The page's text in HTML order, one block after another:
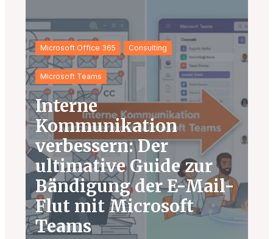
Microsoft Office 365 Consulting
Microsoft Teams
Interne
Kommunikation
verbessern: Der
ultimative Guide zur
Bändigung der E-Mail-
Flut mit Microsoft
Teams